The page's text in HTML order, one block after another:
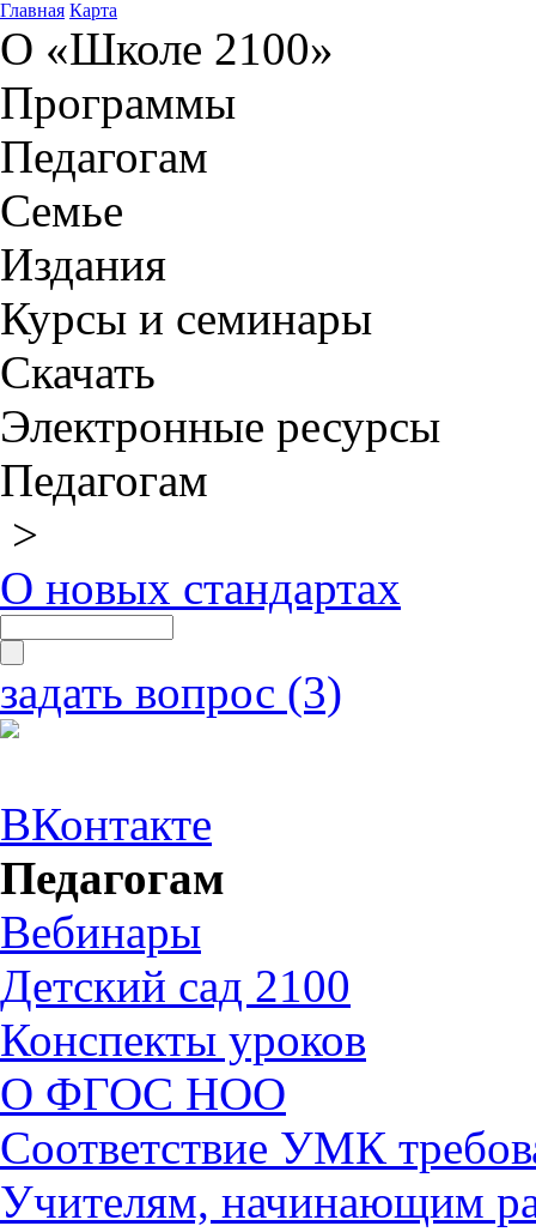
Главная Карта
О «Школе 2100»
Программы
Педагогам
Семье
Издания
Курсы и семинары
Скачать
Электронные ресурсы
Педагогам
>
О новых стандартах
задать вопрос (3)
ВКонтакте
Педагогам
Вебинары
Детский сад 2100
Конспекты уроков
О ФГОС НОО
Соответствие УМК
Учителям, начинающим